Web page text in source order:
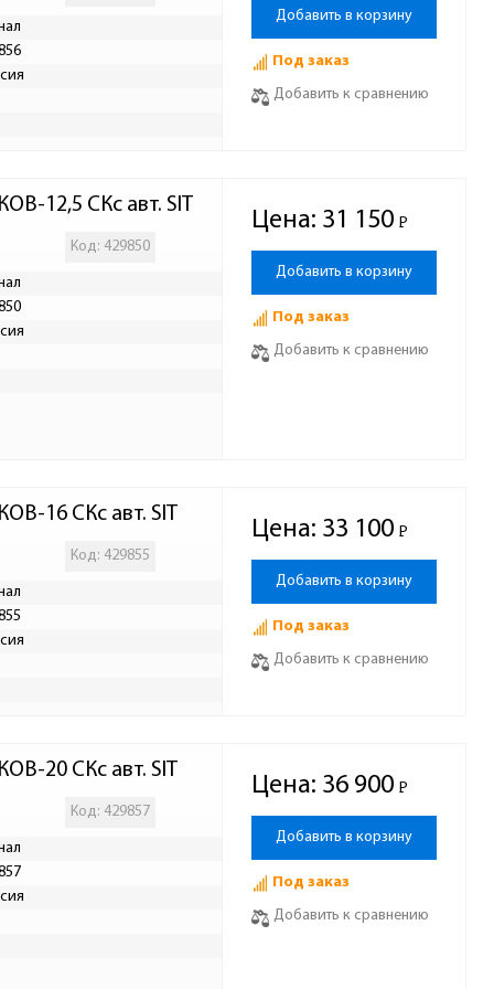
Добавить в корзину
Под заказ
Добавить к сравнению
12,5 СКс авт. SIT
Код: 429850
Цена: 31 150 Р
-
Добавить в корзину
Под заказ
Добавить к сравнению
16 СКс авт. SIT
Код: 429855
Цена: 33 100 Р
-
Добавить в корзину
Под заказ
Добавить к сравнению
20 СКс авт. SIT
Код: 429857
Цена: 36 900 Р
-
Добавить в корзину
Под заказ
Добавить к сравнению